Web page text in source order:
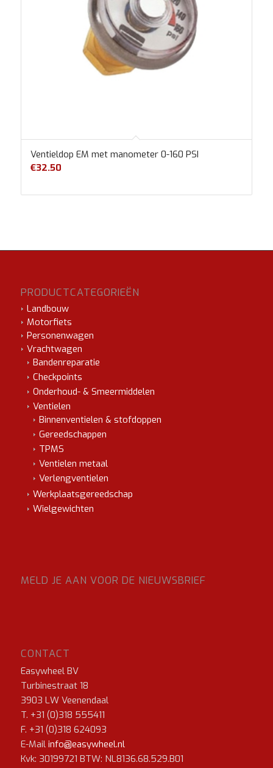
Ventieldop EM met manometer 0-160 PSI
€32.50
PRODUCTCATEGORIEËN
Landbouw
Motorfiets
Personenwagen
Vrachtwagen
Bandenreparatie
Checkpoints
Onderhoud- & Smeermiddelen
Ventielen
Binnenventielen & stofdoppen
Gereedschappen
TPMS
Ventielen metaal
Verlengventielen
Werkplaatsgereedschap
Wielgewichten
MELD JE AAN VOOR DE NIEUWSBRIEF
CONTACT
Easywheel BV
Turbinestraat 18
3903 LW Veenendaal
T. +31 (0)318 555411
F. +31 (0)318 624093
E-Mail info@easywheel.nl
Kvk: 30199721 BTW: NL8136.68.529.B01